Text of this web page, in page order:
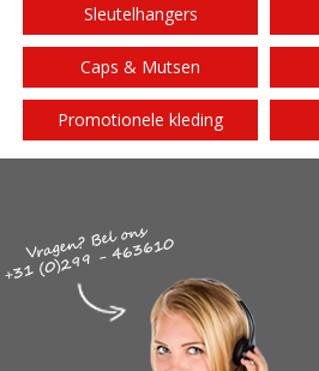
Sleutelhangers
Caps & Mutsen
Promotionele kleding